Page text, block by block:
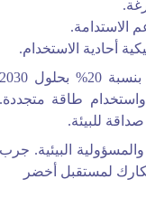
أحادية الاستخدام.
نهدف إلى تقليل بصمتنا الكربونية بنسبة 20% بحلول 2030
طاقة متجددة.
للبيئة.
البيئية. جرب
لمستقبل أخضر